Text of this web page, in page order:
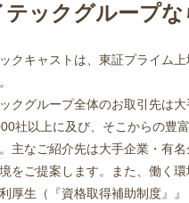
テックグループな
クキャストは、東証プライム
クグループ全体のお取引先は
社以上に及び、そこからの豊
主なご紹介先は大手企業・有
をご提案します。また、働く
厚生（『資格取得補助制度』